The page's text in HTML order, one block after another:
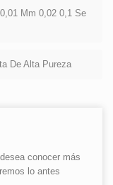
Mm 0,02 0,1 Se
De Alta Pureza
conocer más
lo antes